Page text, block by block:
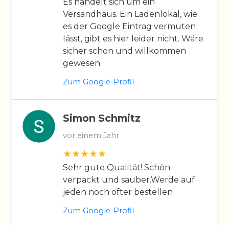
Versandhaus. Ein Ladenlokal, wie
es der Google Eintrag vermuten
lässt, gibt es hier leider nicht. Wäre
sicher schon und willkommen
gewesen.
Zum Google-Profil
Simon Schmitz
vor einem Jahr
Sehr gute Qualität! Schön
verpackt und sauber.Werde auf
jeden noch öfter bestellen
Zum Google-Profil